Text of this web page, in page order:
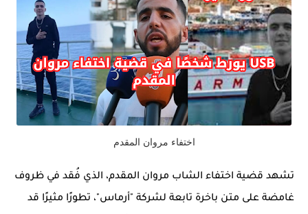
اختفاء مروان المقدم
تشهد قضية اختفاء الشاب مروان المقدم، الذي فُقد في ظروف
غامضة على متن باخرة تابعة لشركة "أرماس"، تطورًا مثيرًا قد